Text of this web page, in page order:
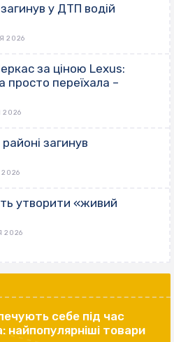
у ДТП водій
2026
за ціною Lexus:
просто переїхала –
2026
загинув
2026
утворити «живий
2026
себе під час
найпопулярніші товари